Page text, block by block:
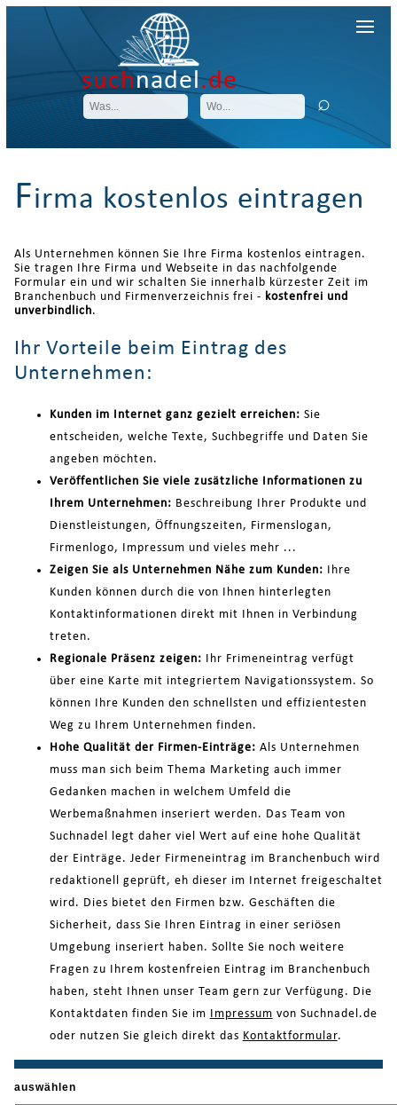
suchnadel.de
Firma kostenlos eintragen
Als Unternehmen können Sie Ihre Firma kostenlos eintragen.
Sie tragen Ihre Firma und Webseite in das nachfolgende
Formular ein und wir schalten Sie innerhalb kürzester Zeit im
Branchenbuch und Firmenverzeichnis frei - kostenfrei und
unverbindlich.
Ihr Vorteile beim Eintrag des
Unternehmen:
Kunden im Internet ganz gezielt erreichen: Sie
entscheiden, welche Texte, Suchbegriffe und Daten Sie
angeben möchten.
Veröffentlichen Sie viele zusätzliche Informationen zu
Ihrem Unternehmen: Beschreibung Ihrer Produkte und
Dienstleistungen, Öffnungszeiten, Firmenslogan,
Firmenlogo, Impressum und vieles mehr ...
Zeigen Sie als Unternehmen Nähe zum Kunden: Ihre
Kunden können durch die von Ihnen hinterlegten
Kontaktinformationen direkt mit Ihnen in Verbindung
treten.
Regionale Präsenz zeigen: Ihr Frimeneintrag verfügt
über eine Karte mit integriertem Navigationssystem. So
können Ihre Kunden den schnellsten und effizientesten
Weg zu Ihrem Unternehmen finden.
Hohe Qualität der Firmen-Einträge: Als Unternehmen
muss man sich beim Thema Marketing auch immer
Gedanken machen in welchem Umfeld die
Werbemaßnahmen inseriert werden. Das Team von
Suchnadel legt daher viel Wert auf eine hohe Qualität
der Einträge. Jeder Firmeneintrag im Branchenbuch wird
redaktionell geprüft, eh dieser im Internet freigeschaltet
wird. Dies bietet den Firmen bzw. Geschäften die
Sicherheit, dass Sie Ihren Eintrag in einer seriösen
Umgebung inseriert haben. Sollte Sie noch weitere
Fragen zu Ihrem kostenfreien Eintrag im Branchenbuch
haben, steht Ihnen unser Team gern zur Verfügung. Die
Kontaktdaten finden Sie im
Impressum von Suchnadel.de
oder nutzen Sie gleich direkt das Kontaktformular.
auswählen